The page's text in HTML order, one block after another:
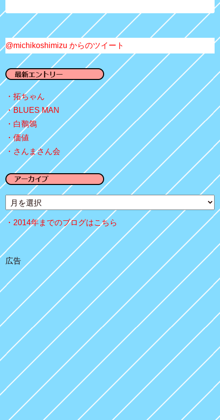
@michikoshimizu からのツイート
拓ちゃん
BLUES MAN
白鶺鴒
価値
さんまさん会
2014年までのブログはこちら
広告